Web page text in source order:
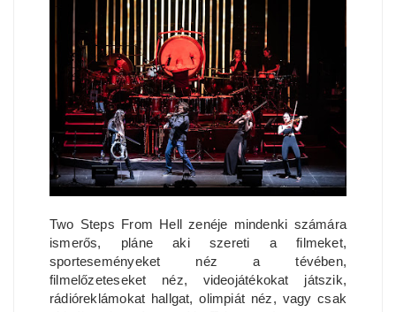
Two Steps From Hell zenéje mindenki számára
ismerős, pláne aki szereti a filmeket,
sporteseményeket néz a tévében,
filmelőzeteseket néz, videojátékokat játszik,
rádióreklámokat hallgat, olimpiát néz, vagy csak